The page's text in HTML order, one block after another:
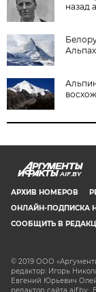
назад
Альпах
AIF.BY
АРХИВ НОМЕРОВ
ОНЛАЙН-ПОДПИСКА
СООБЩИТЬ В
© 2019 ООО
редактор: Игорь
Евгений Юрьевич
редактор сайта